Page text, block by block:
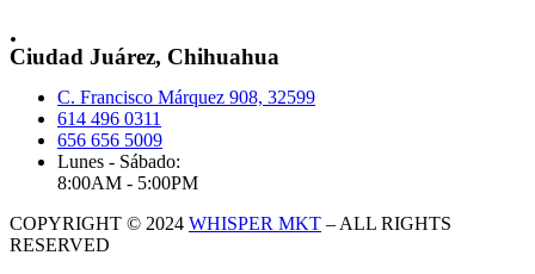
.
Ciudad Juárez, Chihuahua
C. Francisco Márquez 908, 32599
614 496 0311
656 656 5009
Lunes - Sábado:
8:00AM - 5:00PM
COPYRIGHT © 2024 WHISPER MKT – ALL RIGHTS
RESERVED